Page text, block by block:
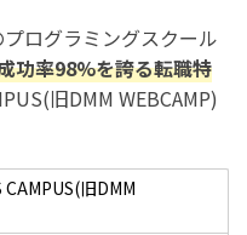
ログラミングスクール
功率98%を誇る転職特
旧DMM WEBCAMP)
旧DMM